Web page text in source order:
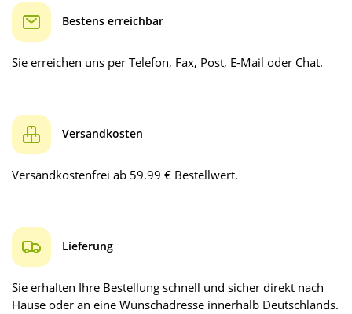
Bestens erreichbar
Sie erreichen uns per Telefon, Fax, Post, E-Mail oder Chat.
Versandkosten
Versandkostenfrei ab 59.99 € Bestellwert.
Lieferung
Sie erhalten Ihre Bestellung schnell und sicher direkt nach
Hause oder an eine Wunschadresse innerhalb Deutschlands.